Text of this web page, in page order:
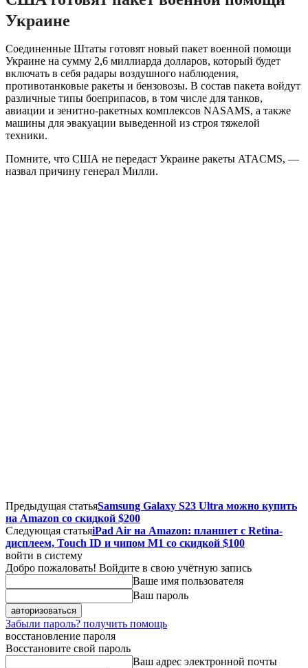
Украине
Соединенные Штаты готовят новый пакет военной помощи
Украине на сумму 2,6 миллиарда долларов, который будет
включать в себя радары воздушного наблюдения,
противотанковые ракеты и бензовозы. В состав пакета войдут
различные типы боеприпасов, в том числе для танков,
авиации и зенитно-ракетных комплексов NASAMS, а также
машины для эвакуации выведенной из строя тяжелой
техники.
Помните, что США не передаст Украине ракеты ATACMS, —
назвал причину генерал Милли.
Предыдущая статьяSamsung Galaxy S23 Ultra можно купить
на Amazon со скидкой $200
Следующая статьяiPad Air на Amazon: планшет с Retina-
дисплеем, Touch ID и чипом M1 со скидкой $100
войти в систему
Добро пожаловать! Войдите в свою учётную запись
Ваше имя пользователя
Ваш пароль
Забыли пароль? получить помощь
восстановление пароля
Восстановите свой пароль
Ваш адрес электронной почты